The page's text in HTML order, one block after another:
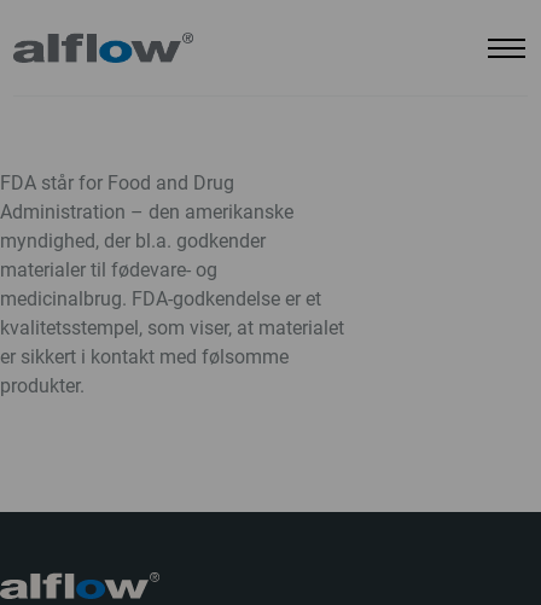
FDA står for Food and Drug
Administration – den amerikanske
myndighed, der bl.a. godkender
materialer til fødevare- og
medicinalbrug. FDA-godkendelse er et
kvalitetsstempel, som viser, at materialet
er sikkert i kontakt med følsomme
produkter.